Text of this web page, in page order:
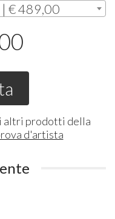
| € 489,00
altri prodotti della
d'artista